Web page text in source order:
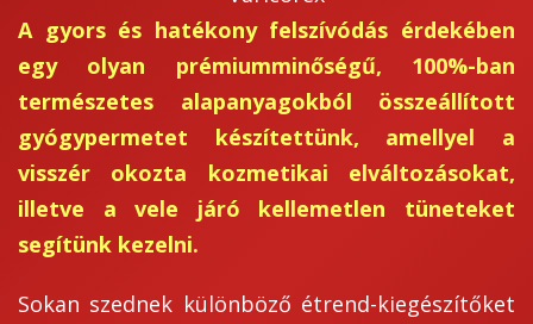
A gyors és hatékony felszívódás érdekében
egy olyan prémiumminőségű, 100%-ban
természetes alapanyagokból összeállított
gyógypermetet készítettünk, amellyel a
visszér okozta kozmetikai elváltozásokat,
illetve a vele járó kellemetlen tüneteket
segítünk kezelni.
Sokan szednek különböző étrend-kiegészítőket